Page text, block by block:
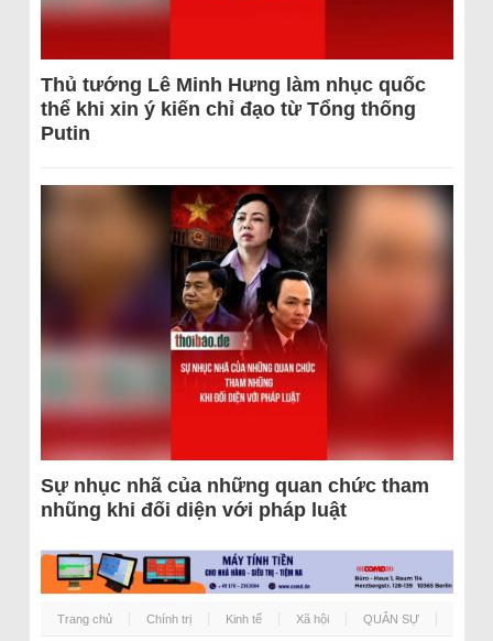
Thủ tướng Lê Minh Hưng làm nhục quốc
thể khi xin ý kiến chỉ đạo từ Tổng thống
Putin
Sự nhục nhã của những quan chức tham
nhũng khi đối diện với pháp luật
Trang chủ Chính trị Kinh tế Xã hội QUÂN SỰ